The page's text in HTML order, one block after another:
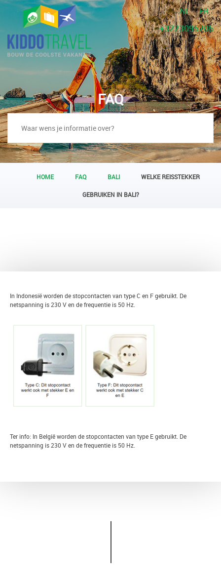
NL FR
+3223095206
FAQ
HOME FAQ BALI WELKE REISSTEKKER
GEBRUIKEN IN BALI?
In Indonesië worden de stopcontacten van type C en F gebruikt. De
netspanning is 230 V en de frequentie is 50 Hz.
Ter info: In België worden de stopcontacten van type E gebruikt. De
netspanning is 230 V en de frequentie is 50 Hz.